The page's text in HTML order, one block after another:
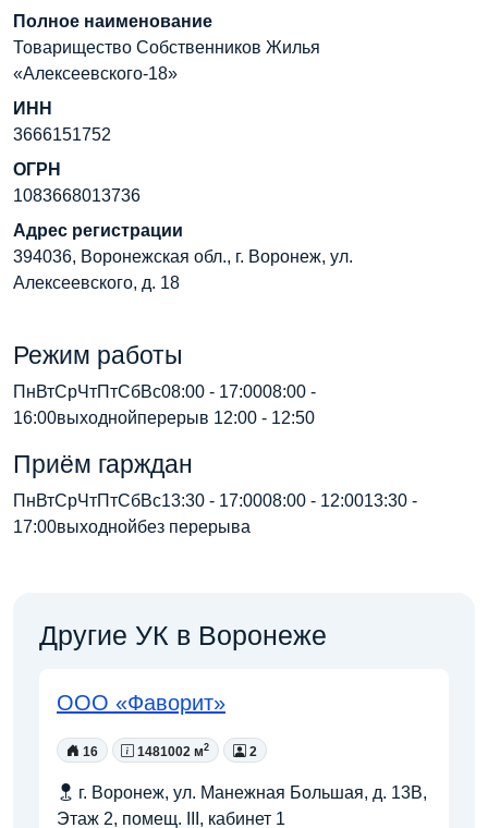
Полное наименование
Товарищество Собственников Жилья
«Алексеевского-18»
ИНН
3666151752
ОГРН
1083668013736
Адрес регистрации
394036, Воронежская обл., г. Воронеж, ул.
Алексеевского, д. 18
Режим работы
ПнВтСрЧтПтСбВс08:00 - 17:0008:00 -
16:00выходнойперерыв 12:00 - 12:50
Приём гарждан
ПнВтСрЧтПтСбВс13:30 - 17:0008:00 - 12:0013:30 -
17:00выходнойбез перерыва
Другие УК в Воронеже
ООО «Фаворит»
16 1481002 м2 2
г. Воронеж, ул. Манежная Большая, д. 13В,
Этаж 2, помещ. III, кабинет 1